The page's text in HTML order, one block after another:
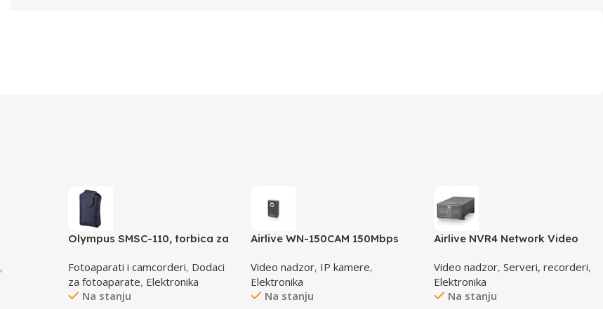
,
Olympus SMSC-110, torbica za
E0412112
Fotoaparati i camcorderi, Dodaci
za fotoaparate, Elektronika
Na stanju
Airlive WN-150CAM 150Mbps
Video nadzor, IP kamere,
Elektronika
Na stanju
Airlive NVR4 Network Video
Video nadzor,Serveri, recorderi,
Elektronika
Na stanju